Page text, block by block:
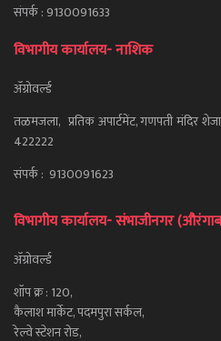
संपर्क : 9130091633
विभागीय कार्यालय- नाशिक
ॲग्रोवर्ल्ड
तळमजला, प्रतिक अपार्टमेंट, गणपती मंदिर
422222
संपर्क : 9130091623
विभागीय कार्यालय- संभाजीनगर
ॲग्रोवर्ल्ड
शॉप क्र : 120,
कैलाश मार्केट, पदमपुरा सर्कल,
रेल्वे स्टेशन रोड,